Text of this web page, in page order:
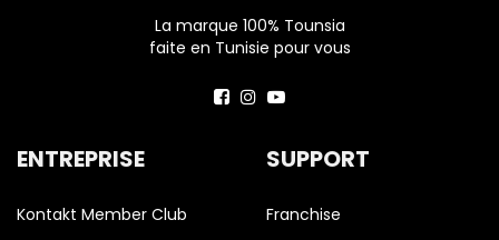
La marque 100% Tounsia
faite en Tunisie pour vous
ENTREPRISE
Kontakt Member Club
SUPPORT
Franchise